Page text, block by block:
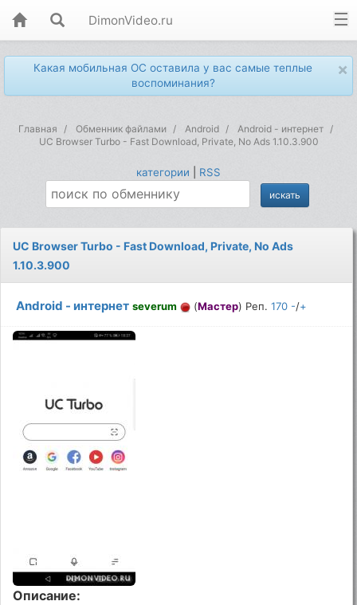
DimonVideo.ru
×
Какая мобильная ОС оставила у вас самые теплые
воспоминания?
Главная Обменник файлами Android
Android - интернет
UC Browser Turbo - Fast Download, Private, No Ads 1.10.3.900
категории RSS
UC Browser Turbo - Fast Download, Private, No Ads
1.10.3.900
Android - интернет severum (Мастер) Реп.170 -/+
Описание: